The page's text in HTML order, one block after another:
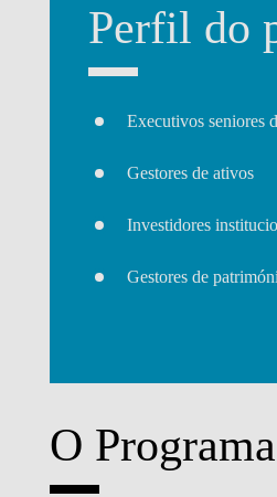
Perfil do
Executivos seniores
Gestores de ativos
Investidores
Gestores de
O Programa